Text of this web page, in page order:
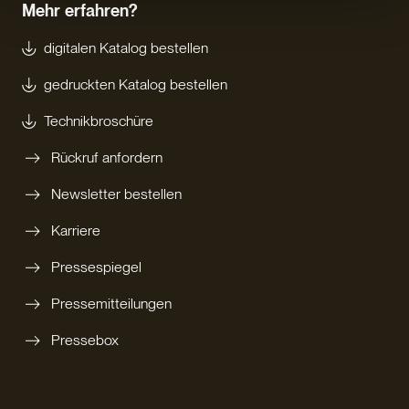
Mehr erfahren?
digitalen Katalog bestellen
gedruckten Katalog bestellen
Technikbroschüre
Rückruf anfordern
Newsletter bestellen
Karriere
Pressespiegel
Pressemitteilungen
Pressebox